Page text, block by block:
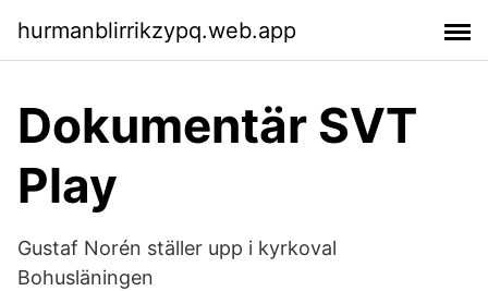
hurmanblirrikzypq.web.app
Dokumentär SVT
Play
Gustaf Norén ställer upp i kyrkoval
Bohusläningen